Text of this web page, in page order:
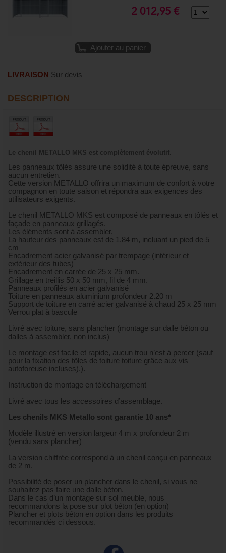
2 012,95 €
Ajouter au panier
LIVRAISON Sur devis
DESCRIPTION
Le chenil METALLO MKS est complètement évolutif.
Les panneaux tôlés assure une solidité à toute épreuve, sans
aucun entretien.
Cette version METALLO offrira un maximum de confort à votre
compagnon en toute saison et répondra aux exigences des
utilisateurs exigents.
Le chenil METALLO MKS est composé de panneaux en tôlés et
façade en panneaux grillagés.
Les éléments sont à assembler.
La hauteur des panneaux est de 1.84 m, incluant un pied de 5
cm
Encadrement acier galvanisé par trempage (intérieur et
extérieur des tubes)
Encadrement en carrée de 25 x 25 mm.
Grillage en treillis 50 x 50 mm, fil de 4 mm.
Panneaux profilés en acier galvanisé
Toiture en panneaux aluminium profondeur 2.20 m
Support de toiture en carré acier galvanisé à chaud 25 x 25 mm
Verrou plat à bascule
Livré avec toiture, sans plancher (montage sur dalle béton ou
dalles à assembler, non inclus)
Le montage est facile et rapide, aucun trou n’est à percer (sauf
pour la fixation des tôles de toiture toiture grâce aux vis
autoforeuse incluses).).
Instruction de montage en téléchargement
Livré avec tous les accessoires d’assemblage.
Les chenils MKS Metallo sont garantie 10 ans*
Modèle illustré en version largeur 4 m x profondeur 2 m
(vendu sans plancher)
La version chiffrée correspond à un chenil conçu en panneaux
de 2 m.
Possibilité de poser un plancher dans le chenil, si vous ne
souhaitez pas faire une dalle béton.
Dans le cas d’un montage sur sol meuble, nous
recommandons la pose sur plot béton (en option)
Plancher et plots béton en option dans les produits
recommandés ci dessous.